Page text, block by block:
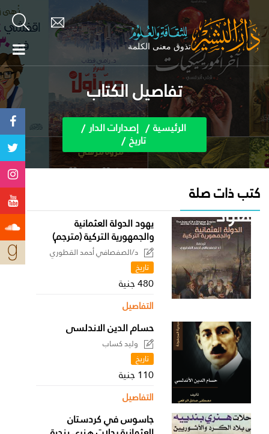
تفاصيل الكتاب
الرئيسية إصدارات الدار
تاريخ
كتب ذات صلة
يهود الدولة العثمانية
والجمهورية التركية (مترجم)
د/الصفصافي أحمد القطوري
تاريخ
480 جنية
التفاصيل
حسام الدين الاندلسى
وليد كساب
تاريخ
110 جنية
التفاصيل
جاسوس في كردستان